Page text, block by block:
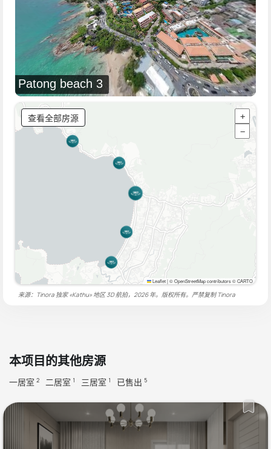
Patong beach 3
查看全部房源
+
−
Leaflet|© OpenStreetMap contributors © CARTO
来源：Tinora 独家 «Kathu» 地区 3D 航拍，2026 年。版权所有。严禁复制Tinora
本项目的其他房源
一居室 2 二居室 1 三居室 1 已售出 5